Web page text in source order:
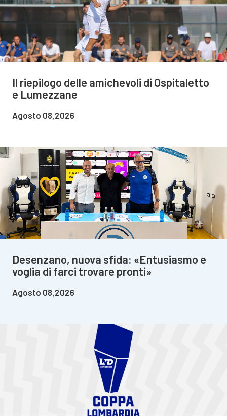
Il riepilogo delle amichevoli di Ospitaletto
e Lumezzane
Agosto 08,2026
Desenzano, nuova sfida: «Entusiasmo e
voglia di farci trovare pronti»
Agosto 08,2026